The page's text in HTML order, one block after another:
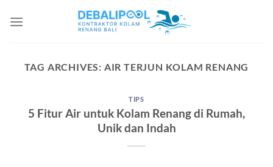
TAG ARCHIVES: AIR TERJUN KOLAM RENANG
TIPS
5 Fitur Air untuk Kolam Renang di Rumah,
Unik dan Indah